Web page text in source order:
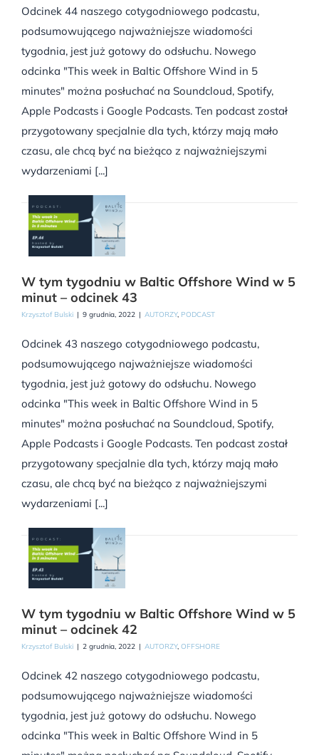
Odcinek 44 naszego cotygodniowego podcastu,
podsumowującego najważniejsze wiadomości
tygodnia, jest już gotowy do odsłuchu. Nowego
odcinka "This week in Baltic Offshore Wind in 5
minutes" można posłuchać na Soundcloud, Spotify,
Apple Podcasts i Google Podcasts. Ten podcast został
przygotowany specjalnie dla tych, którzy mają mało
czasu, ale chcą być na bieżąco z najważniejszymi
wydarzeniami [...]
W tym tygodniu w Baltic Offshore Wind w 5
minut – odcinek 43
Krzysztof Bulski | 9 grudnia, 2022 | AUTORZY, PODCAST
Odcinek 43 naszego cotygodniowego podcastu,
podsumowującego najważniejsze wiadomości
tygodnia, jest już gotowy do odsłuchu. Nowego
odcinka "This week in Baltic Offshore Wind in 5
minutes" można posłuchać na Soundcloud, Spotify,
Apple Podcasts i Google Podcasts. Ten podcast został
przygotowany specjalnie dla tych, którzy mają mało
czasu, ale chcą być na bieżąco z najważniejszymi
wydarzeniami [...]
W tym tygodniu w Baltic Offshore Wind w 5
minut – odcinek 42
Krzysztof Bulski | 2 grudnia, 2022 | AUTORZY, OFFSHORE
Odcinek 42 naszego cotygodniowego podcastu,
podsumowującego najważniejsze wiadomości
tygodnia, jest już gotowy do odsłuchu. Nowego
odcinka "This week in Baltic Offshore Wind in 5